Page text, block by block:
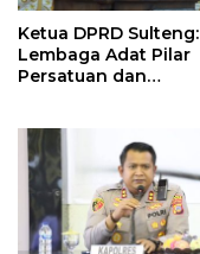
Ketua DPRD Sulteng:
Lembaga Adat Pilar
Persatuan dan